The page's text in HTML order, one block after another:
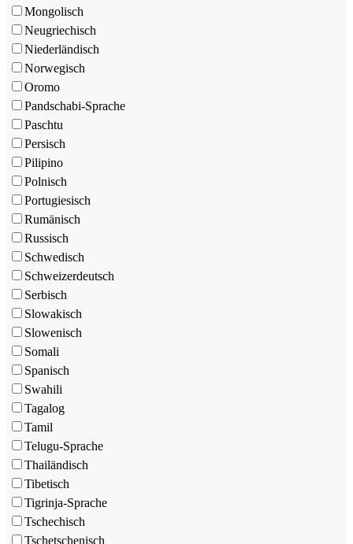
Mongolisch
Neugriechisch
Niederländisch
Norwegisch
Oromo
Pandschabi-Sprache
Paschtu
Persisch
Pilipino
Polnisch
Portugiesisch
Rumänisch
Russisch
Schwedisch
Schweizerdeutsch
Serbisch
Slowakisch
Slowenisch
Somali
Spanisch
Swahili
Tagalog
Tamil
Telugu-Sprache
Thailändisch
Tibetisch
Tigrinja-Sprache
Tschechisch
Tschetschenisch